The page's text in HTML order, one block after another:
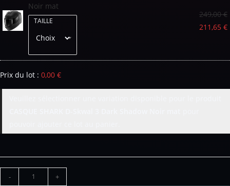
Noir mat
TAILLE
249,00€
211,65 €
Prix du lot : 0,00 €
- +